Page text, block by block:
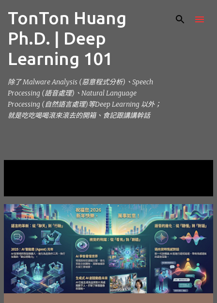
TonTon Huang
Ph.D. | Deep
Learning 101
除了 Malware Analysis (惡意程式分析)、Speech
Processing (語音處理)、Natural Language
Processing (自然語言處理)等Deep Learning 以外；
就是吃吃喝喝滾來滾去的開箱、食記跟講講幹話
發
表
文
章